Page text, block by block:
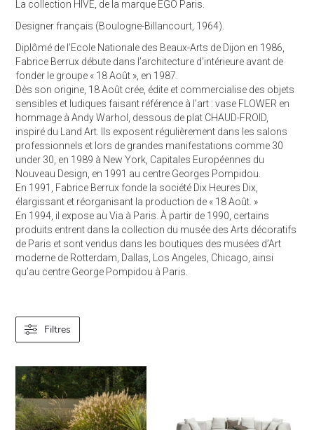
La collection HIVE, de la marque EGO Paris.
Designer français (Boulogne-Billancourt, 1964).
Diplômé de l’Ecole Nationale des Beaux-Arts de Dijon en 1986,
Fabrice Berrux débute dans l’architecture d’intérieure avant de
fonder le groupe « 18 Août », en 1987.
Dès son origine, 18 Août crée, édite et commercialise des objets
sensibles et ludiques faisant référence à l’art : vase FLOWER en
hommage à Andy Warhol, dessous de plat CHAUD-FROID,
inspiré du Land Art. Ils exposent régulièrement dans les salons
professionnels et lors de grandes manifestations comme 30
under 30, en 1989 à New York, Capitales Européennes du
Nouveau Design, en 1991 au centre Georges Pompidou.
En 1991, Fabrice Berrux fonde la société Dix Heures Dix,
élargissant et réorganisant la production de « 18 Août. »
En 1994, il expose au Via à Paris. À partir de 1990, certains
produits entrent dans la collection du musée des Arts décoratifs
de Paris et sont vendus dans les boutiques des musées d’Art
moderne de Rotterdam, Dallas, Los Angeles, Chicago, ainsi
qu’au centre George Pompidou à Paris.
Filtres